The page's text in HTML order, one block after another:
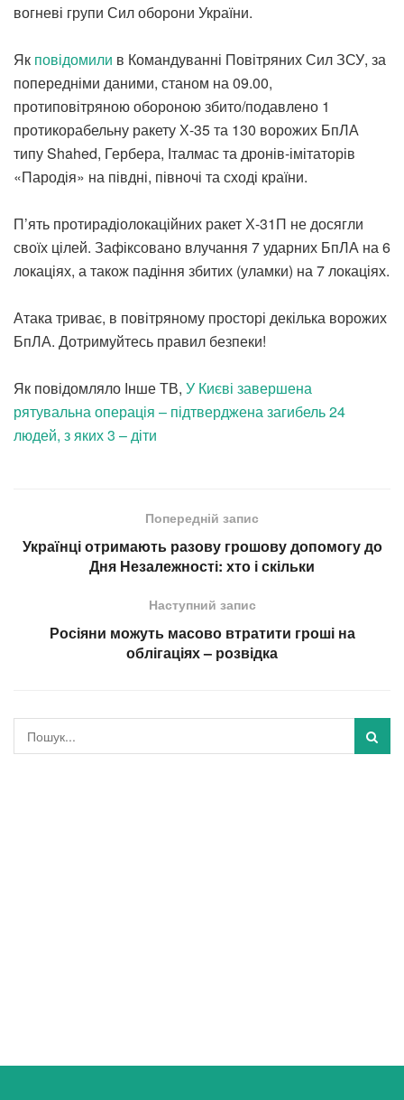
вогневі групи Сил оборони України.
Як повідомили в Командуванні Повітряних Сил ЗСУ, за
попередніми даними, станом на 09.00,
протиповітряною обороною збито/подавлено 1
протикорабельну ракету Х-35 та 130 ворожих БпЛА
типу Shahed, Гербера, Італмас та дронів-імітаторів
«Пародія» на півдні, півночі та сході країни.
П’ять протирадіолокаційних ракет Х-31П не досягли
своїх цілей. Зафіксовано влучання 7 ударних БпЛА на 6
локаціях, а також падіння збитих (уламки) на 7 локаціях.
Атака триває, в повітряному просторі декілька ворожих
БпЛА. Дотримуйтесь правил безпеки!
Як повідомляло Інше ТВ, У Києві завершена
рятувальна операція – підтверджена загибель 24
людей, з яких 3 – діти
Попередній запис
Українці отримають разову грошову допомогу до
Дня Незалежності: хто і скільки
Наступний запис
Росіяни можуть масово втратити гроші на
облігаціях – розвідка